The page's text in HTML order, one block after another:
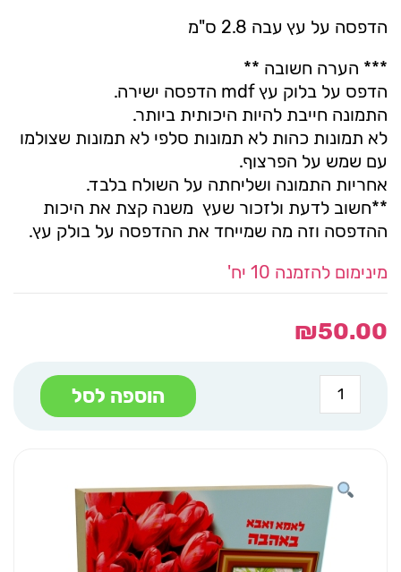
הדפסה על עץ עבה 2.8 ס"מ
*** הערה חשובה **
הדפס על בלוק עץ mdf הדפסה ישירה.
התמונה חייבת להיות היכותית ביותר.
לא תמונות כהות לא תמונות סלפי לא תמונות שצולמו
עם שמש על הפרצוף.
אחריות התמונה ושליחתה על השולח בלבד.
**חשוב לדעת ולזכור שעץ משנה קצת את היכות
ההדפסה וזה מה שמייחד את ההדפסה על בולק עץ.
מינימום להזמנה 10 יח'
₪50.00
כמות
של
בלוק
גובה
הוספה לסל